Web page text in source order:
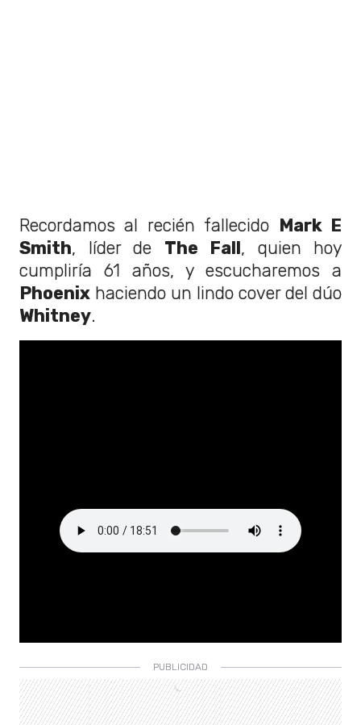
Recordamos al recién fallecido
Mark E
Smith, líder de The Fall , quien hoy
cumpliría 61 años, y escucharemos a
Phoenix haciendo un lindo cover del dúo
Whitney.